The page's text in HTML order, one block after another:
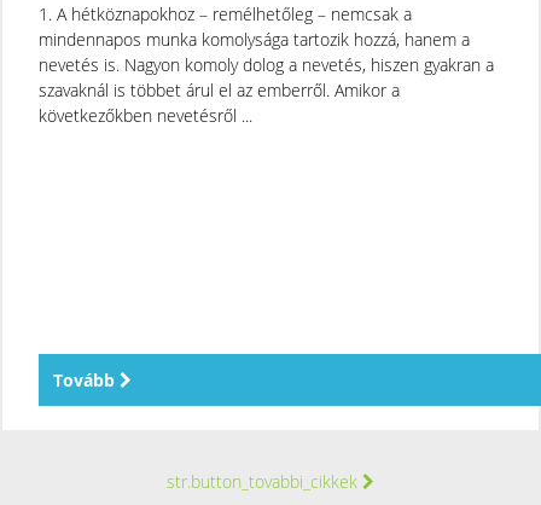
1. A hétköznapokhoz – remélhetőleg – nemcsak a
mindennapos munka komolysága tartozik hozzá, hanem a
nevetés is. Nagyon komoly dolog a nevetés, hiszen gyakran a
szavaknál is többet árul el az emberről. Amikor a
következőkben nevetésről ...
Tovább
str.button_tovabbi_cikkek